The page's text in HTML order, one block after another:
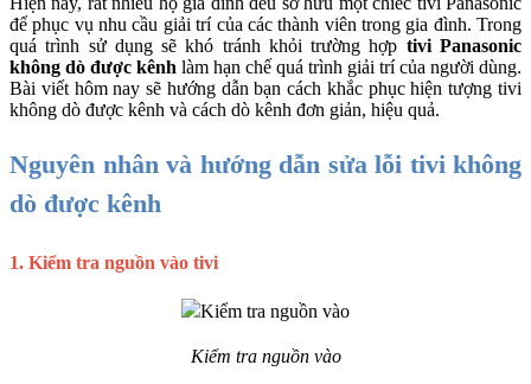
để phục vụ nhu cầu giải trí của các thành viên trong gia đình. Trong
quá trình sử dụng sẽ khó tránh khỏi trường hợp tivi Panasonic
không dò được kênh làm hạn chế quá trình giải trí của người dùng.
Bài viết hôm nay sẽ hướng dẫn bạn cách khắc phục hiện tượng tivi
không dò được kênh và cách dò kênh đơn giản, hiệu quả.
Nguyên nhân và hướng dẫn sửa lỗi tivi không
dò được kênh
1. Kiểm tra nguồn vào tivi
Kiểm tra nguồn vào